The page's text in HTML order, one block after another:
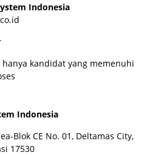
Indonesia
kandidat yang memenuhi
Indonesia
Blok CE No. 01, Deltamas City,
17530